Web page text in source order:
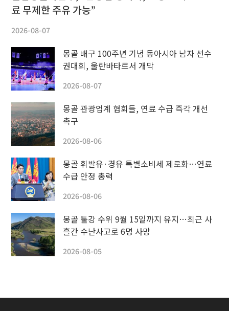
료 무제한 주유 가능”
2026-08-07
몽골 배구 100주년 기념 동아시아 남자 선수
권대회, 울란바타르서 개막
2026-08-07
몽골 관광업계 협회들, 연료 수급 즉각 개선
촉구
2026-08-06
몽골 휘발유·경유 특별소비세 제로화…연료
수급 안정 총력
2026-08-06
몽골 툴강 수위 9월 15일까지 유지…최근 사
흘간 수난사고로 6명 사망
2026-08-05